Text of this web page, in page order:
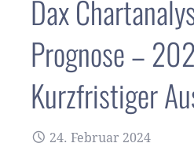
Dax
Prognose –
Kurzfristiger
24. Februar 2024